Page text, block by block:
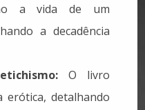
a vida de um
a decadência
O livro
detalhando